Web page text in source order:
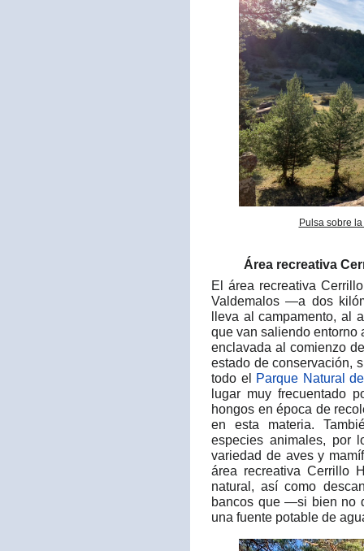
Pulsa sobre
Área recreativa
El área recreativa
Valdemalos —a dos
lleva al campamento, al
que van saliendo
enclavada al comienzo
estado de conservación,
todo el Parque Natural
lugar muy frecuentado
hongos en época de
en esta materia.
especies animales, por
variedad de aves y
área recreativa Cerrillo
natural, así como
bancos que —si bien no
una fuente potable de